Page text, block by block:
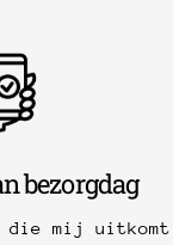
bezorgdag
die mij uitkomt,